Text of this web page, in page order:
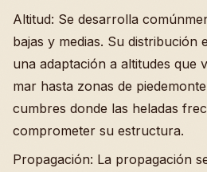
Altitud: Se desarrolla
bajas y medias. Su distribución
una adaptación a altitudes que
mar hasta zonas de
cumbres donde las heladas
comprometer su estructura.
Propagación: La propagación